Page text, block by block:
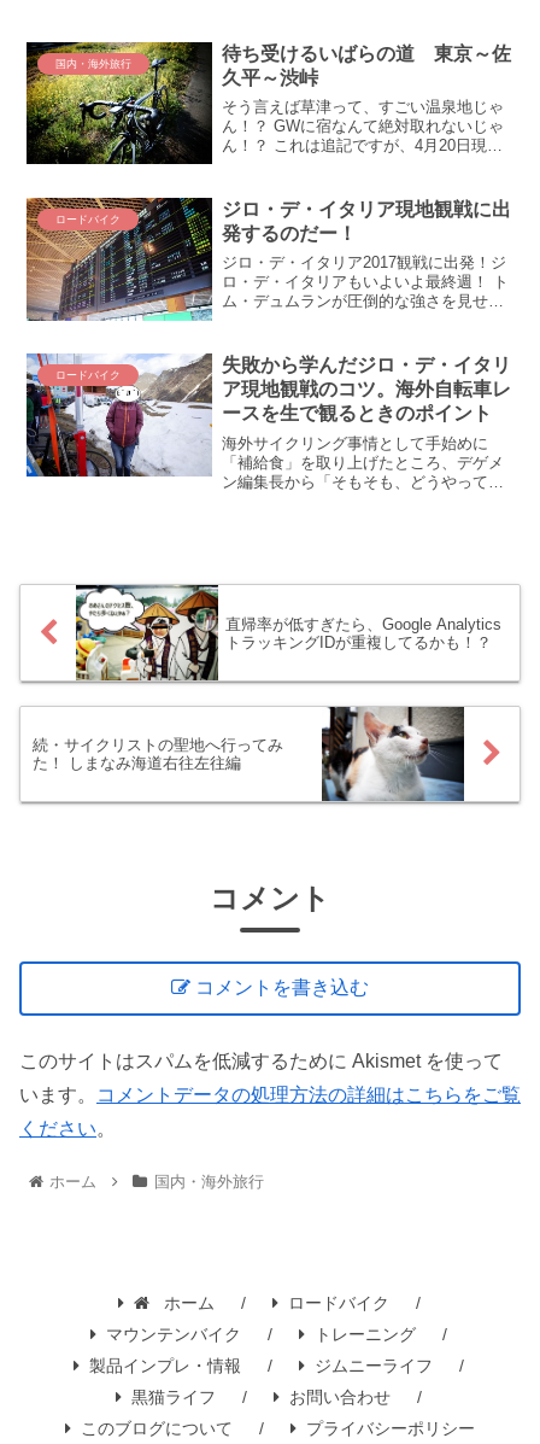
ど今が見ごろです。と言う訳で、新型コ
ロナのリスクを避...
国内・海外旅行
待ち受けるいばらの道 東京～佐
久平～渋峠
そう言えば草津って、すごい温泉地じゃ
ん！？ GWに宿なんて絶対取れないじゃ
ん！？ これは追記ですが、4月20日現
ありませんが、まぁ渋峠にそれなりに近
い長野県小諸市にて宿...
ロードバイク
ジロ・デ・イタリア現地観戦に出
発するのだー！
ジロ・デ・イタリア2017観戦に出発！ジ
ロ・デ・イタリアもいよいよ最終週！ ト
ム・デュムランが圧倒的な強さを見せて
入れていたジロ・デ・イタリア2017を観
戦するために日...
ロードバイク
失敗から学んだジロ・デ・イタリ
ア現地観戦のコツ。海外自転車レ
ースを生で観るときのポイント
海外サイクリング事情として手始めに
「補給食」を取り上げたところ、デゲメ
ン編集長から「そもそも、どうやって海
直帰率が低すぎたら、Google Analytics
トラッキングIDが重複してるかも！？
続・サイクリストの聖地へ行ってみ
た！ しまなみ海道右往左往編
コメント
コメントを書き込む
このサイトはスパムを低減するために Akismet を使って
います。
コメントデータの処理方法の詳細はこちらをご覧
ください。
ホーム 国内・海外旅行
ホーム
ロードバイク
マウンテンバイク
トレーニング
製品インプレ・情報
ジムニーライフ
黒猫ライフ
お問い合わせ
このブログについて
プライバシーポリシー